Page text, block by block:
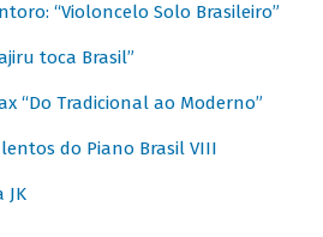
“Violoncelo Solo Brasileiro”
toca Brasil”
“Do Tradicional ao Moderno”
do Piano Brasil VIII
JK